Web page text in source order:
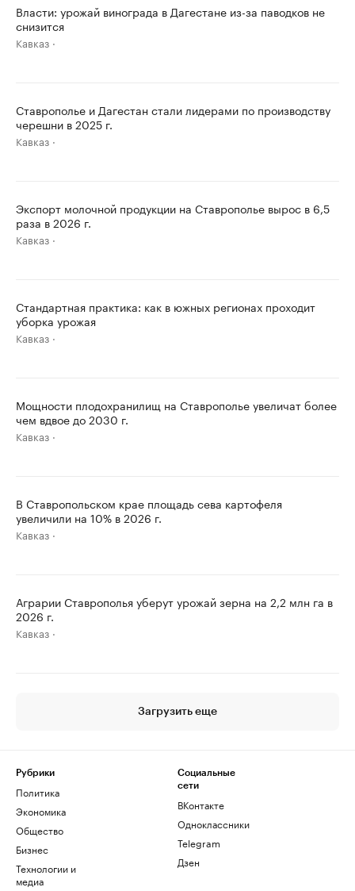
Власти: урожай винограда в Дагестане из-за паводков не
снизится
Кавказ
Ставрополье и Дагестан стали лидерами по производству
черешни в 2025 г.
Кавказ
Экспорт молочной продукции на Ставрополье вырос в 6,5
раза в 2026 г.
Кавказ
Стандартная практика: как в южных регионах проходит
уборка урожая
Кавказ
Мощности плодохранилищ на Ставрополье увеличат более
чем вдвое до 2030 г.
Кавказ
В Ставропольском крае площадь сева картофеля
увеличили на 10% в 2026 г.
Кавказ
Аграрии Ставрополья уберут урожай зерна на 2,2 млн га в
2026 г.
Кавказ
Загрузить еще
Рубрики
Политика
Экономика
Общество
Бизнес
Технологии и
медиа
Социальные
сети
ВКонтакте
Одноклассники
Telegram
Дзен